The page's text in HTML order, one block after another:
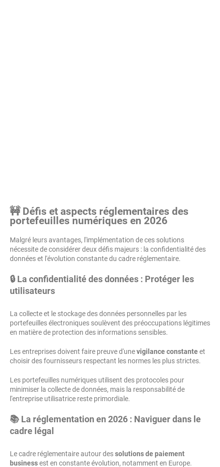
🚧 Défis et aspects réglementaires des
portefeuilles numériques en 2026
Malgré leurs avantages, l'implémentation de ces solutions
nécessite de considérer deux défis majeurs : la confidentialité des
données et l'évolution constante du cadre réglementaire.
🔒 La confidentialité des données : Protéger les
utilisateurs
La collecte et le stockage des données personnelles par les
portefeuilles électroniques soulèvent des préoccupations légitimes
en matière de protection des informations sensibles.
Les entreprises doivent faire preuve d'unevigilance constanteet
choisir des fournisseurs respectant les normes les plus strictes.
Les portefeuilles numériques utilisent des protocoles pour
minimiser la collecte de données, mais la responsabilité de
l'entreprise utilisatrice reste primordiale.
📚 La réglementation en 2026 : Naviguer dans le
cadre légal
Le cadre réglementaire autour dessolutions de paiement
businessest en constante évolution, notamment en Europe.